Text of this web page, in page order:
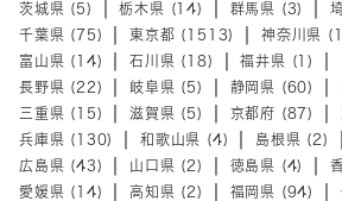
茨城県 (5)
栃木県 (14) 群馬県 (3)
千葉県 (75)
東京都 (1513) 神奈川県
富山県 (14)
石川県 (18) 福井県 (1)
長野県 (22)
岐阜県 (5) 静岡県 (60)
三重県 (15)
滋賀県 (5) 京都府 (87)
兵庫県 (130)
和歌山県 (4) 島根県 (2)
広島県 (43)
山口県 (2) 徳島県 (4)
愛媛県 (14)
高知県 (2) 福岡県 (94)